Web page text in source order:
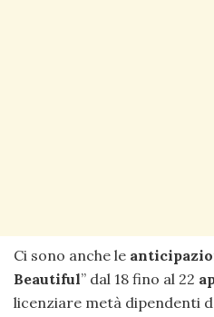
Ci sono anche le
Beautiful” dal 18 fino al 22
licenziare metà dipendenti